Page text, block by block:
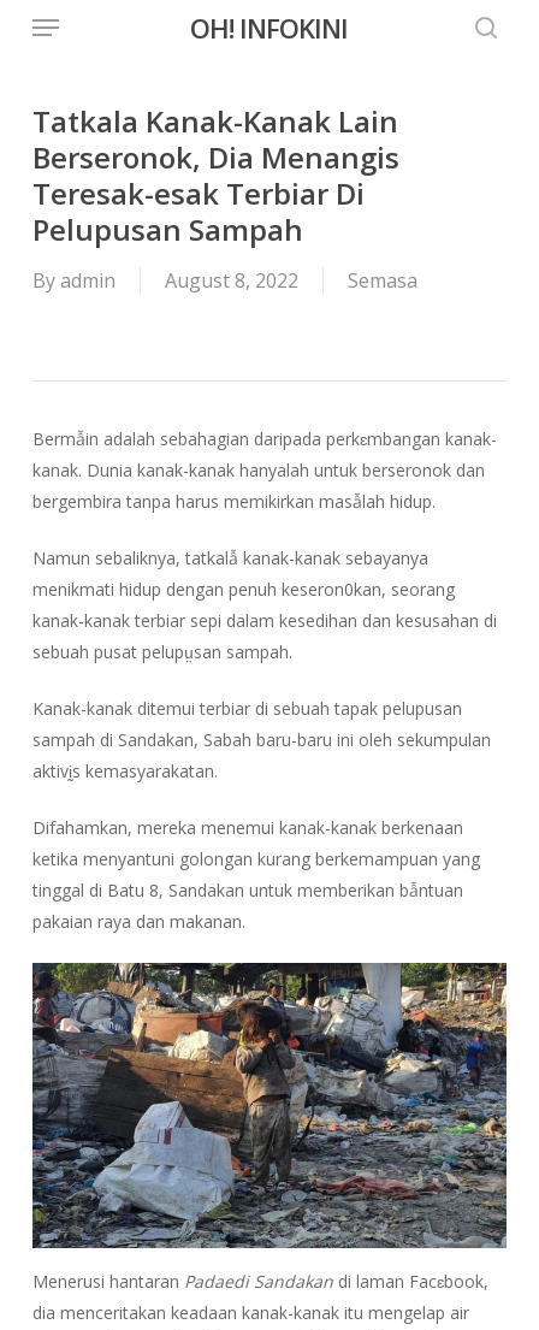
content
OH! INFOKINI
Menu
Tatkala Kanak-Kanak Lain
Berseronok, Dia Menangis
Teresak-esak Terbiar Di
Pelupusan Sampah
Byadmin August 8, 2022 Semasa
Bermẫin adalah sebahagian daripada perkɛmbangan kanak-
kanak. Dunia kanak-kanak hanyalah untuk berseronok dan
bergembira tanpa harus memikirkan masẫlah hidup.
Namun sebaliknya, tatkalẫ kanak-kanak sebayanya
menikmati hidup dengan penuh keseron0kan, seorang
kanak-kanak terbiar sepi dalam kesedihan dan kesusahan di
sebuah pusat pelupṳsan sampah.
Kanak-kanak ditemui terbiar di sebuah tapak pelupusan
sampah di Sandakan, Sabah baru-baru ini oleh sekumpulan
aktivḭs kemasyarakatan.
Difahamkan, mereka menemui kanak-kanak berkenaan
ketika menyantuni golongan kurang berkemampuan yang
tinggal di Batu 8, Sandakan untuk memberikan bẫntuan
pakaian raya dan makanan.
Menerusi hantaran Padaedi Sandakandi laman Facɛbook,
dia menceritakan keadaan kanak-kanak itu mengelap air